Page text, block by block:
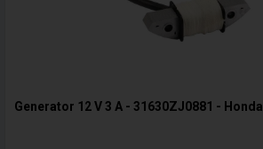
Generator 12 V 3 A - 31630ZJ0881 - Honda